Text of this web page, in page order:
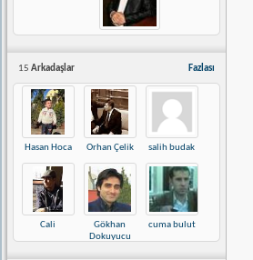
Fazlası
15 Arkadaşlar
Hasan Hoca Orhan Çelik salih budak
Cali
Gökhan
Dokuyucu
cuma bulut